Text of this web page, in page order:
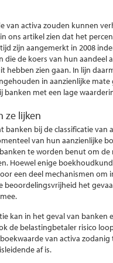
van activa zouden kunnen
ons artikel zien dat het
zijn aangemerkt in 2008
die de koers van hun aandeel
zien gaan. In lijn
in aanzienlijke
banken met een lage
ze lijken
bij de classificatie
van hun aanzienlijke
te worden benut om de
Hoewel enige
een deel mechanismen om
beoordelingsvrijheid het
kan in het geval van banken
de belastingbetaler risico
van activa
af is.